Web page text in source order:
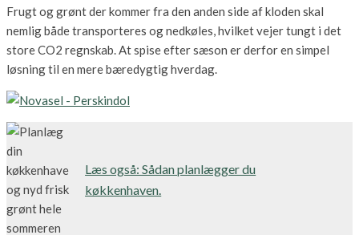
Frugt og grønt der kommer fra den anden side af kloden skal
nemlig både transporteres og nedkøles, hvilket vejer tungt i det
store CO2 regnskab. At spise efter sæson er derfor en simpel
løsning til en mere bæredygtig hverdag.
Læs også: Sådan planlægger du
køkkenhaven.